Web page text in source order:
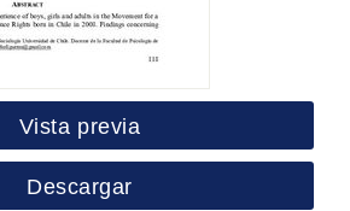
Vista previa
Descargar